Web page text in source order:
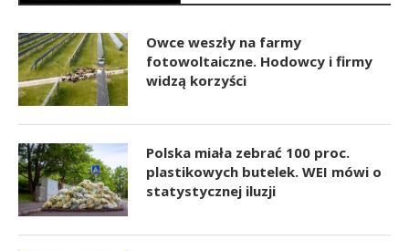
Owce weszły na farmy
fotowoltaiczne. Hodowcy i firmy
widzą korzyści
Polska miała zebrać 100 proc.
plastikowych butelek. WEI mówi o
statystycznej iluzji